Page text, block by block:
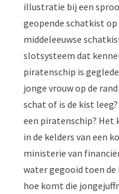
illustratie bij een
geopende schatkist op
middeleeuwse
slotsysteem dat
piratenschip is
jonge vrouw op de
schat of is de kist
een piratenschip? Het
in de kelders van een
ministerie van
water gegooid toen de
hoe komt die